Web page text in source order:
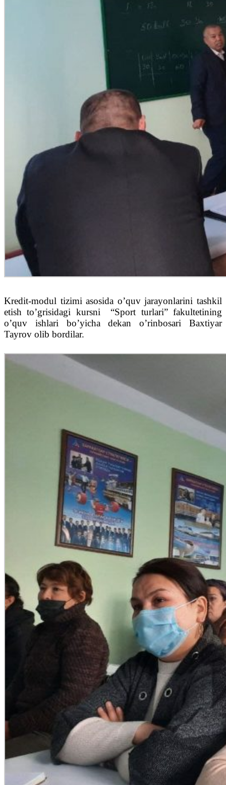
Kredit-modul tizimi asosida o’quv jarayonlarini tashkil
etish to’grisidagi kursni “Sport turlari” fakultetining
o’quv ishlari bo’yicha dekan o’rinbosari Baxtiyar
Tayrov olib bordilar.